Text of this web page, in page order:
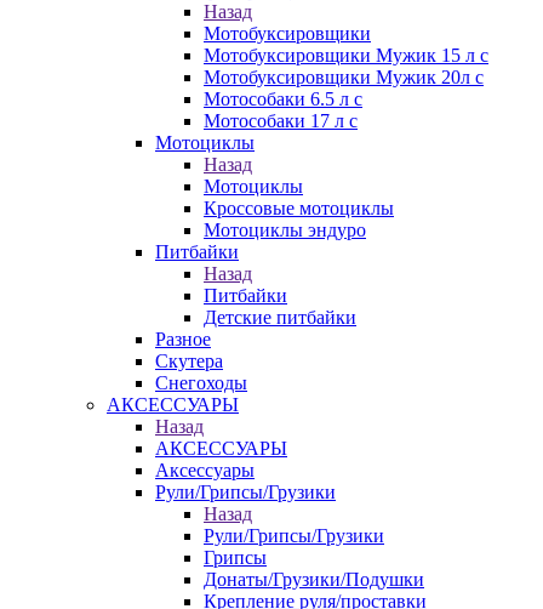
Назад
Мотобуксировщики
Мотобуксировщики Мужик 15 л с
Мотобуксировщики Мужик 20л с
Мотособаки 6.5 л с
Мотособаки 17 л с
Мотоциклы
Назад
Мотоциклы
Кроссовые мотоциклы
Мотоциклы эндуро
Питбайки
Назад
Питбайки
Детские питбайки
Разное
Скутера
Снегоходы
АКСЕССУАРЫ
Назад
АКСЕССУАРЫ
Аксессуары
Рули/Грипсы/Грузики
Назад
Рули/Грипсы/Грузики
Грипсы
Донаты/Грузики/Подушки
Крепление руля/проставки